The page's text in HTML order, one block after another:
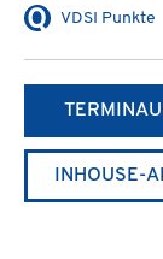
VDSI Punkte
INHOUSE-